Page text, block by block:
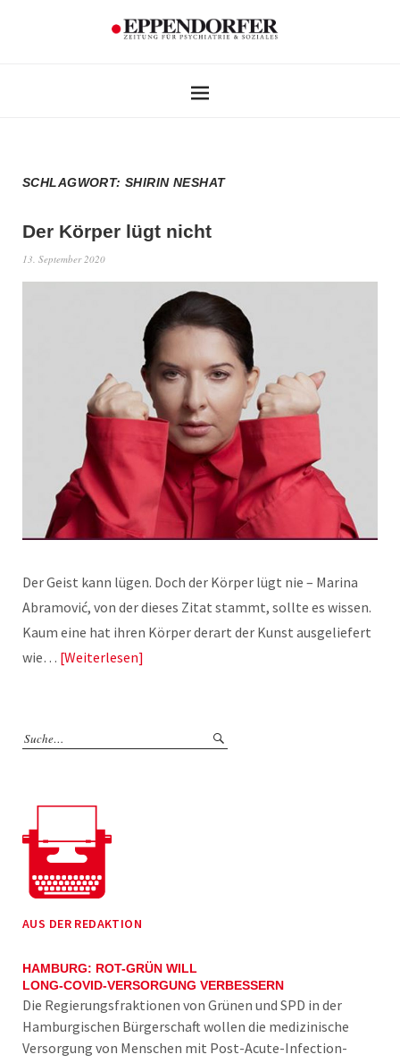
SCHLAGWORT:SHIRIN NESHAT
Der Körper lügt nicht
13. September 2020
Der Geist kann lügen. Doch der Körper lügt nie – Marina
Abramović, von der dieses Zitat stammt, sollte es wissen.
Kaum eine hat ihren Körper derart der Kunst ausgeliefert
wie… Weiterlesen
AUS DER REDAKTION
HAMBURG: ROT-GRÜN WILL
LONG-COVID-VERSORGUNG VERBESSERN
Die Regierungsfraktionen von Grünen und SPD in der
Hamburgischen Bürgerschaft wollen die medizinische
Versorgung von Menschen mit Post-Acute-Infection-